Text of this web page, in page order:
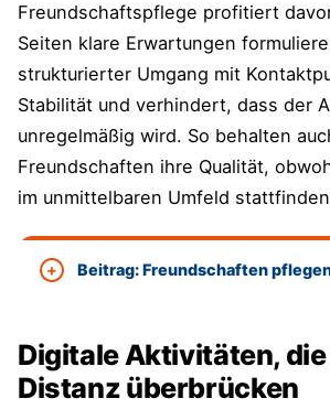
Freundschaftspflege profitiert
Seiten klare Erwartungen
strukturierter Umgang mit
Stabilität und verhindert, dass der
unregelmäßig wird. So behalten
Freundschaften ihre Qualität,
im unmittelbaren Umfeld
Beitrag: Freundschaften
Digitale Aktivitäten,
Distanz überbrücken